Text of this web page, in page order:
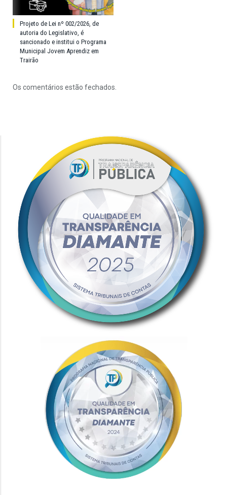
Projeto de Lei nº 002/2026, de
autoria do Legislativo, é
sancionado e institui o Programa
Municipal Jovem Aprendiz em
Trairão
Os comentários estão fechados.